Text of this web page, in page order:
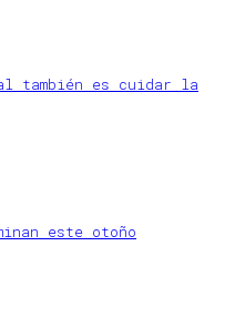
también es cuidar la
este otoño